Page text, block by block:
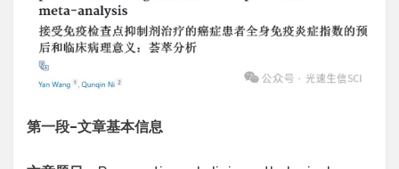
第一段–文章基本信息